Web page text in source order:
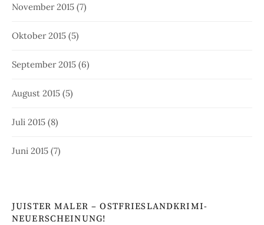
November 2015 (7)
Oktober 2015 (5)
September 2015 (6)
August 2015 (5)
Juli 2015 (8)
Juni 2015 (7)
JUISTER MALER – OSTFRIESLANDKRIMI-
NEUERSCHEINUNG!